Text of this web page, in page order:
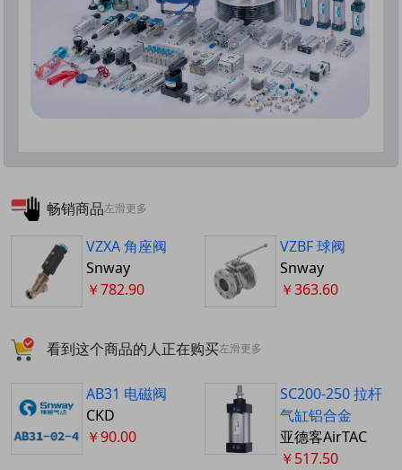
畅销商品左滑更多
VZXA 角座阀
Snway
￥782.90
VZBF 球阀
Snway
￥363.60
看到这个商品的人正在购买左滑更多
AB31 电磁阀
CKD
￥90.00
SC200-250 拉杆
气缸铝合金
亚德客AirTAC
￥517.50